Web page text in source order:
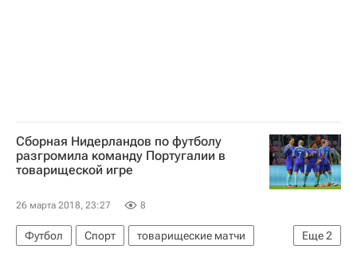
Сборная Нидерландов по футболу
разгромила команду Португалии в
товарищеской игре
26 марта 2018, 23:27 8
Еще2
Футбол Спорт
товарищеские матчи